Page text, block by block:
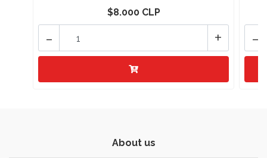
$8.000 CLP
+
- -
About us